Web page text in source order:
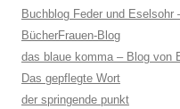
Buchblog Feder und
BücherFrauen-Blog
das blaue komma – Blog von
Das gepflegte Wort
der springende punkt